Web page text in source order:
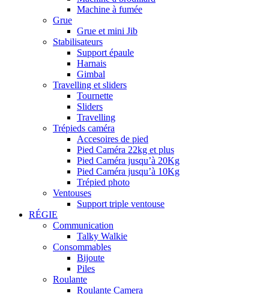
Machine à fumée
Grue
Grue et mini Jib
Stabilisateurs
Support épaule
Harnais
Gimbal
Travelling et sliders
Tournette
Sliders
Travelling
Trépieds caméra
Accesoires de pied
Pied Caméra 22kg et plus
Pied Caméra jusqu’à 20Kg
Pied Caméra jusqu’à 10Kg
Trépied photo
Ventouses
Support triple ventouse
RÉGIE
Communication
Talky Walkie
Consommables
Bijoute
Piles
Roulante
Roulante Camera